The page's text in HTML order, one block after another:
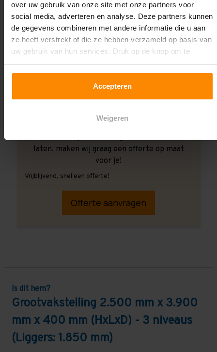
over uw gebruik van onze site met onze partners voor
social media, adverteren en analyse. Deze partners kunnen
de gegevens combineren met andere informatie die u aan
ze heeft verstrekt of die ze hebben verzameld op basis van
uw gebruik van hun services. Druk op de knop om te
accepteren!
Accepteren
Weigeren
Ook wanneer je de montage aan ons over wilt
laten, maken wij graag een offerte op maat
voor je!
Vrijblijvend, snel een offerte!
Offerte aanvragen
Is dit hem?
Grootvakstelling 2.500 mm x 3.900
mm x 400 mm (HxLxD) - 3 niveaus
(Liggers: 1.850 mm)